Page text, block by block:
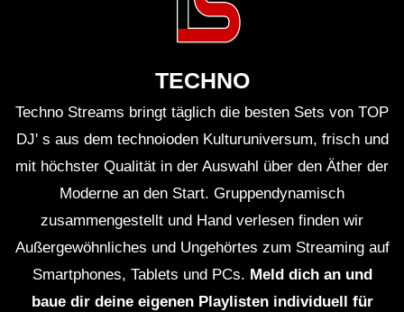
TECHNO
Techno Streams bringt täglich die besten Sets von TOP
DJ' s aus dem technoioden Kulturuniversum, frisch und
mit höchster Qualität in der Auswahl über den Äther der
Moderne an den Start. Gruppendynamisch
zusammengestellt und Hand verlesen finden wir
Außergewöhnliches und Ungehörtes zum Streaming auf
Smartphones, Tablets und PCs. Meld dich an und
baue dir deine eigenen Playlisten individuell für